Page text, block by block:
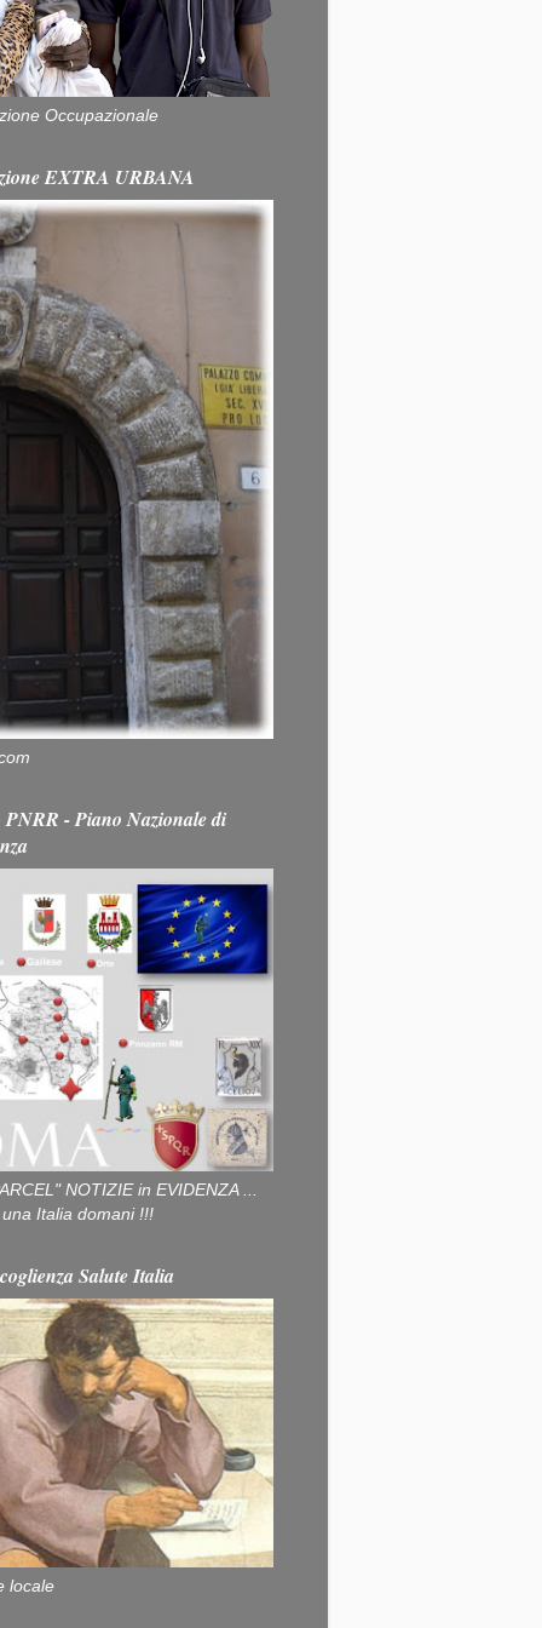
Occupazionale
EXTRA URBANA
- Piano Nazionale di
NOTIZIE in EVIDENZA ...
Italia domani !!!
Salute Italia
locale